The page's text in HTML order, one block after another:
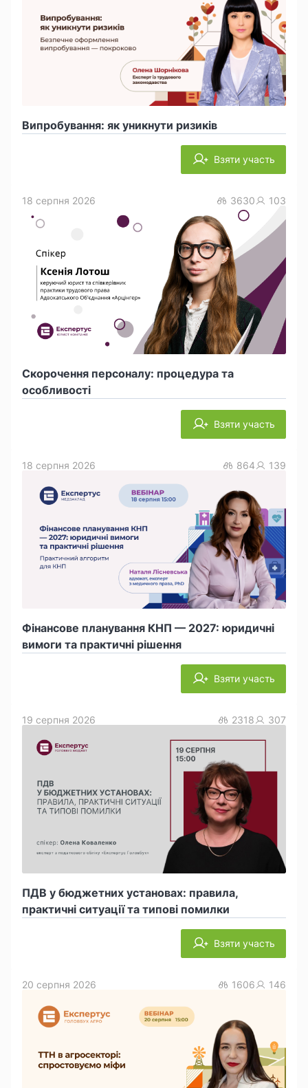
Випробування: як уникнути ризиків
Взяти участь
Скорочення персоналу: процедура та
особливості
18 серпня 2026 3630 103
Взяти участь
Фінансове планування КНП — 2027: юридичні
вимоги та практичні рішення
18 серпня 2026 864 139
Взяти участь
ПДВ у бюджетних установах: правила,
практичні ситуації та типові помилки
19 серпня 2026 2318 307
Взяти участь
20 серпня 2026 1606 146